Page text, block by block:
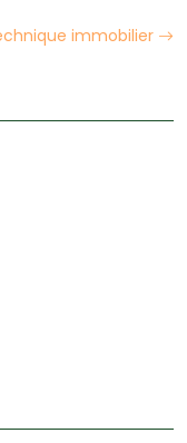
immobilier